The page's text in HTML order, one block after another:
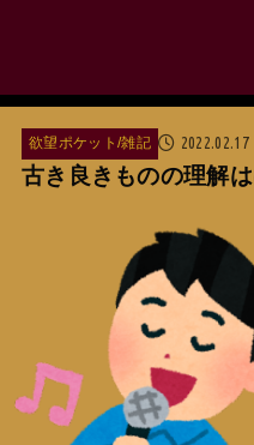
欲望ポケット/雑記 2022.02.17
古き良きものの理解